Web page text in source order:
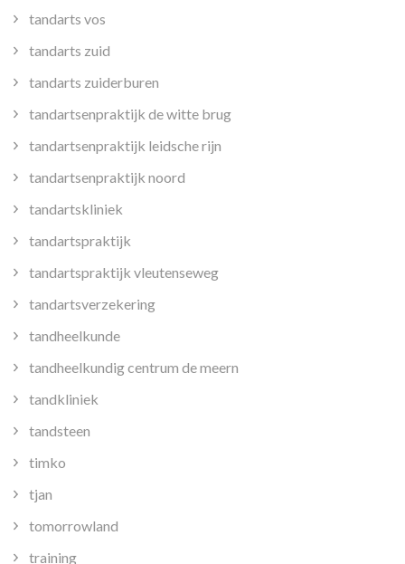
tandarts vos
tandarts zuid
tandarts zuiderburen
tandartsenpraktijk de witte brug
tandartsenpraktijk leidsche rijn
tandartsenpraktijk noord
tandartskliniek
tandartspraktijk
tandartspraktijk vleutenseweg
tandartsverzekering
tandheelkunde
tandheelkundig centrum de meern
tandkliniek
tandsteen
timko
tjan
tomorrowland
training